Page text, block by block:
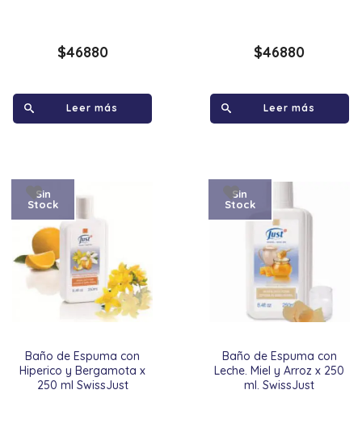
$46880
Leer más
$46880
Leer más
Baño de Espuma con
Hiperico y Bergamota x
250 ml SwissJust
Sin
Stock
Baño de Espuma con
Leche. Miel y Arroz x 250
ml. SwissJust
Sin
Stock